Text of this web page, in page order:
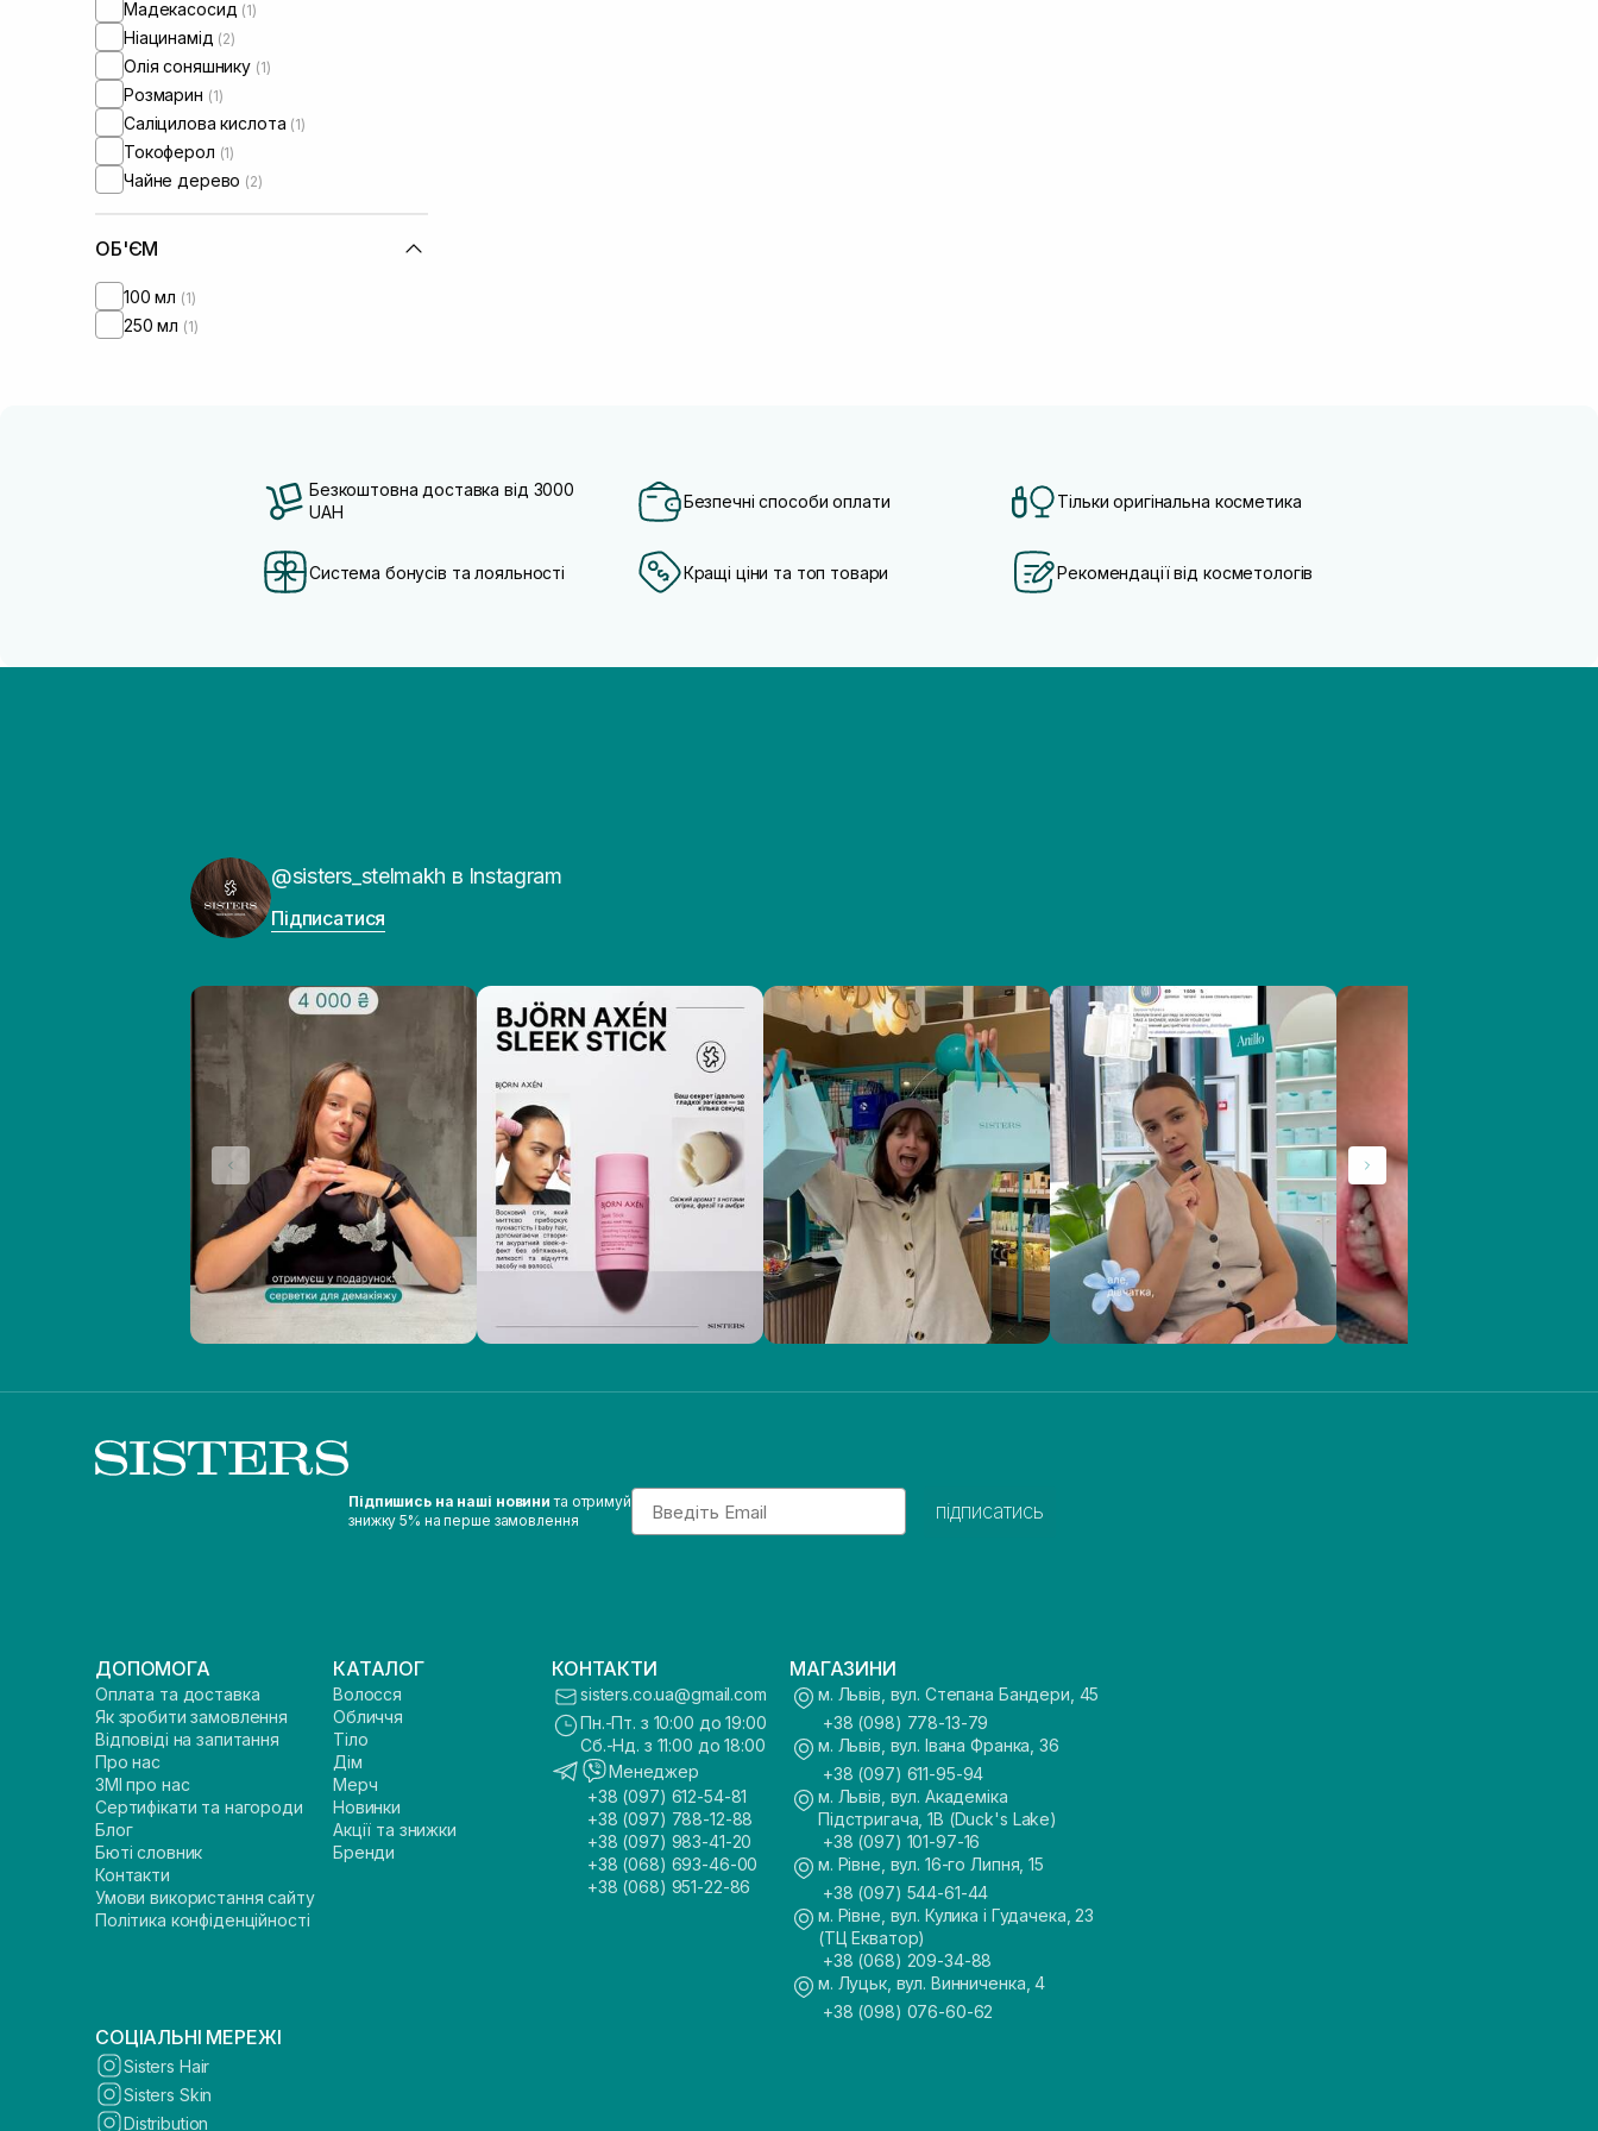
Мадекасосид (1)
Ніацинамід (2)
Олія соняшнику (1)
Розмарин (1)
Саліцилова кислота (1)
Токоферол (1)
Чайне дерево (2)
ОБ'ЄМ
100 мл (1)
250 мл (1)
Безкоштовна доставка від 3000
UAH
Безпечні способи оплати Тільки оригінальна косметика
Система бонусів та лояльності Кращі ціни та топ товари Рекомендації від косметологів
@sisters_stelmakh в Instagram
Підписатися
Підпишись на наші новини та отримуй
знижку 5% на перше замовлення
Email
підписатись
ДОПОМОГА
Оплата та доставка
Як зробити замовлення
Відповіді на запитання
Про нас
ЗМІ про нас
Сертифікати та нагороди
Блог
Бюті словник
Контакти
Умови використання сайту
Політика конфіденційності
КАТАЛОГ
Волосся
Обличчя
Тіло
Дім
Мерч
Новинки
Акції та знижки
Бренди
КОНТАКТИ
sisters.co.ua@gmail.com
Пн.-Пт. з 10:00 до 19:00
Сб.-Нд. з 11:00 до 18:00
Менеджер
+38 (097) 612-54-81
+38 (097) 788-12-88
+38 (097) 983-41-20
+38 (068) 693-46-00
+38 (068) 951-22-86
МАГАЗИНИ
м. Львів, вул. Степана Бандери, 45
+38 (098) 778-13-79
м. Львів, вул. Івана Франка, 36
+38 (097) 611-95-94
м. Львів, вул. Академіка
Підстригача, 1В (Duck's Lake)
+38 (097) 101-97-16
м. Рівне, вул. 16-го Липня, 15
+38 (097) 544-61-44
м. Рівне, вул. Кулика і Гудачека, 23
(ТЦ Екватор)
+38 (068) 209-34-88
м. Луцьк, вул. Винниченка, 4
+38 (098) 076-60-62
СОЦІАЛЬНІ МЕРЕЖІ
Sisters Hair
Sisters Skin
Distribution